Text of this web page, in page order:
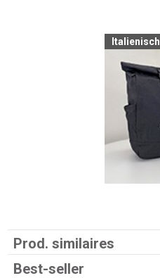
Italienisch
Prod. similaires
Best-seller